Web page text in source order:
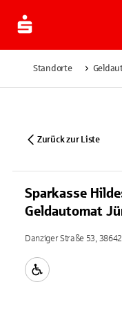
Standorte
Zurück zur Liste
Sparkasse
Geldautomat
Danziger Straße 53,